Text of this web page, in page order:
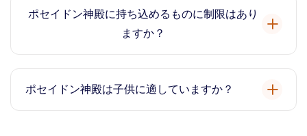
秋、または夕日の素晴らしい景色を眺めることができる
ポセイドン神殿に持ち込めるものに制限はあり
ますか？
快適な靴を履き、日焼け止めと帽子を持参し、水分補給
をすることをお勧めします。遺跡に登ったり、人工物を
ポセイドン神殿は子供に適していますか？